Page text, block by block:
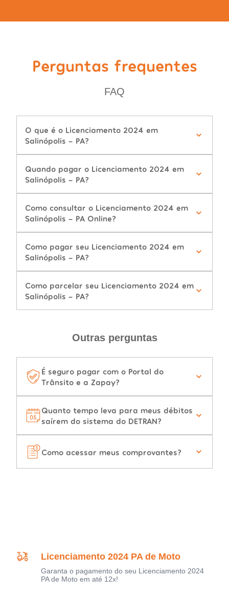
Perguntas frequentes
FAQ
O que é o Licenciamento 2024 em
Salinópolis - PA?
Quando pagar o Licenciamento 2024 em
Salinópolis - PA?
Como consultar o Licenciamento 2024 em
Salinópolis - PA Online?
Como pagar seu Licenciamento 2024 em
Salinópolis - PA?
Como parcelar seu Licenciamento 2024 em
Salinópolis - PA?
Outras perguntas
É seguro pagar com o Portal do
Trânsito e a Zapay?
Quanto tempo leva para meus débitos
saírem do sistema do DETRAN?
Como acessar meus comprovantes?
Licenciamento 2024 PA de Moto
Garanta o pagamento do seu Licenciamento 2024
PA de Moto em até 12x!